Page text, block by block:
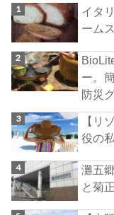
イタ
ーム
ー。
防災
【リ
役の
灘五
と菊